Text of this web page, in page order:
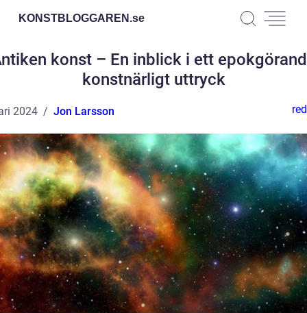
KONSTBLOGGAREN.se
konst – En inblick i ett
konstnärligt uttryck
2024 Jon Larsson